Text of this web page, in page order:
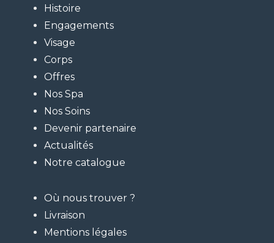
Histoire
Engagements
Visage
Corps
Offres
Nos Spa
Nos Soins
Devenir partenaire
Actualités
Notre catalogue
Où nous trouver ?
Livraison
Mentions légales